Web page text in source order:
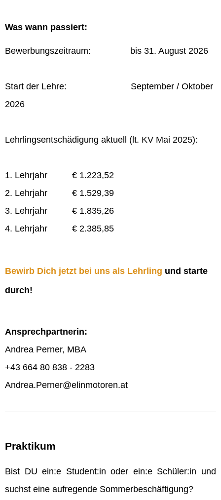
Was wann passiert:
Bewerbungszeitraum: bis 31. August 2026
Start der Lehre: September / Oktober
2026
Lehrlingsentschädigung aktuell (lt. KV Mai 2025):
1. Lehrjahr € 1.223,52
2. Lehrjahr € 1.529,39
3. Lehrjahr € 1.835,26
4. Lehrjahr € 2.385,85
Bewirb Dich jetzt bei uns als Lehrling und starte
durch!
Ansprechpartnerin:
Andrea Perner, MBA
+43 664 80 838 - 2283
Andrea.Perner@elinmotoren.at
Praktikum
Bist DU ein:e Student:in oder ein:e Schüler:in und
suchst eine aufregende Sommerbeschäftigung?